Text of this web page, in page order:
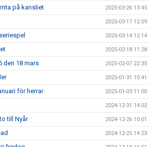
på kansliet 2025-03-26 13:45
2025-03-17 12:09
2025-03-14 12:14
2025-02-18 11:28
den 18 mars 2025-02-07 22:35
2025-01-31 10:41
för herrar 2025-01-03 11:00
2024-12-31 14:02
till Nyår 2024-12-26 10:01
2024-12-25 14:23